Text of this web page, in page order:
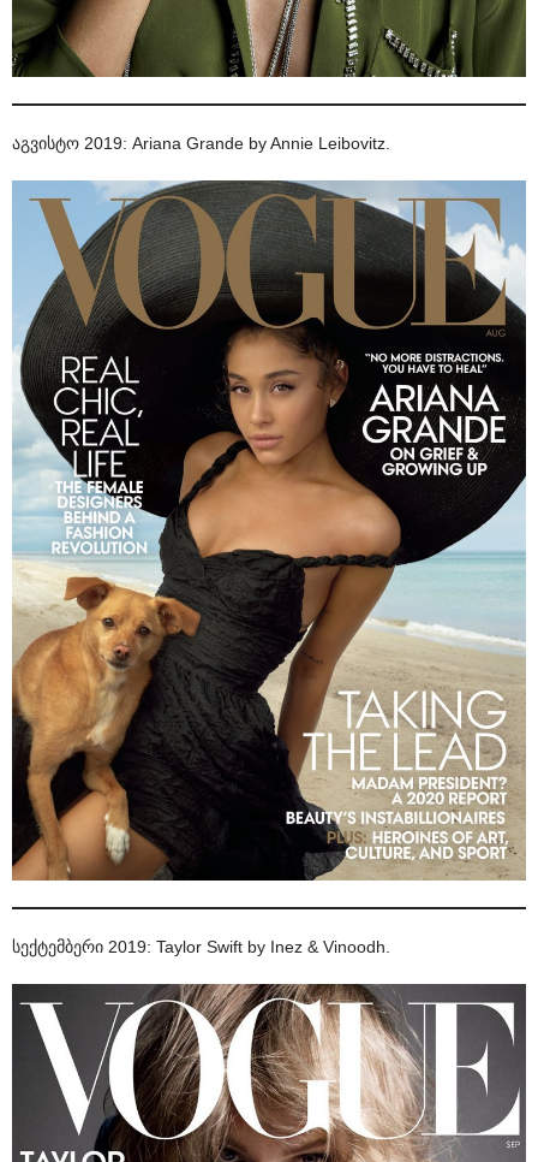
აგვისტო 2019: Ariana Grande by Annie Leibovitz.
სექტემბერი 2019: Taylor Swift by Inez & Vinoodh.